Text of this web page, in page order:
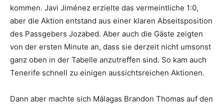
kommen. Javi Jiménez erzielte das vermeintliche 1:0,
aber die Aktion entstand aus einer klaren Abseitsposition
des Passgebers Jozabed. Aber auch die Gäste zeigten
von der ersten Minute an, dass sie derzeit nicht umsonst
ganz oben in der Tabelle anzutreffen sind. So kam auch
Tenerife schnell zu einigen aussichtsreichen Aktionen.
Dann aber machte sich Málagas Brandon Thomas auf den